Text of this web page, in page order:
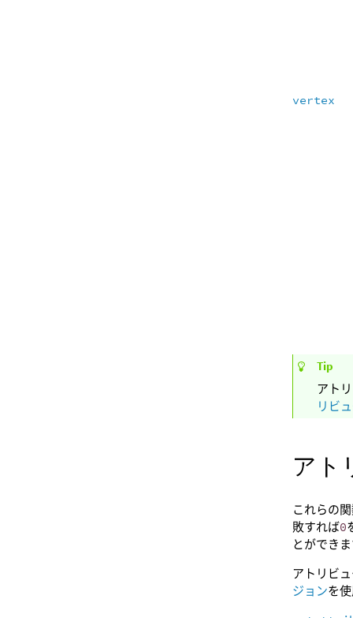
vertex
Tip
アト
リビ
アト
これらの
敗すれば0
とができま
アトリビ
ジョンを